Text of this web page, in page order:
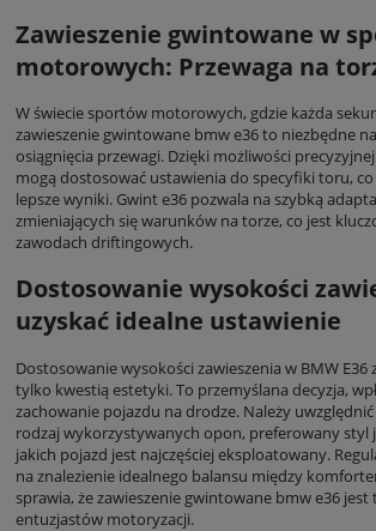
Zawieszenie gwintowane w
motorowych: Przewaga na
W świecie sportów motorowych, gdzie każda
zawieszenie gwintowane bmw e36 to niezbędne
osiągnięcia przewagi. Dzięki możliwości
mogą dostosować ustawienia do specyfiki toru, co
lepsze wyniki. Gwint e36 pozwala na szybką
zmieniających się warunków na torze, co jest
zawodach driftingowych.
Dostosowanie wysokości
uzyskać idealne ustawienie
Dostosowanie wysokości zawieszenia w BMW
tylko kwestią estetyki. To przemyślana decyzja,
zachowanie pojazdu na drodze. Należy
rodzaj wykorzystywanych opon, preferowany styl
jakich pojazd jest najczęściej eksploatowany.
na znalezienie idealnego balansu między
sprawia, że zawieszenie gwintowane bmw e36 jest
entuzjastów motoryzacji.